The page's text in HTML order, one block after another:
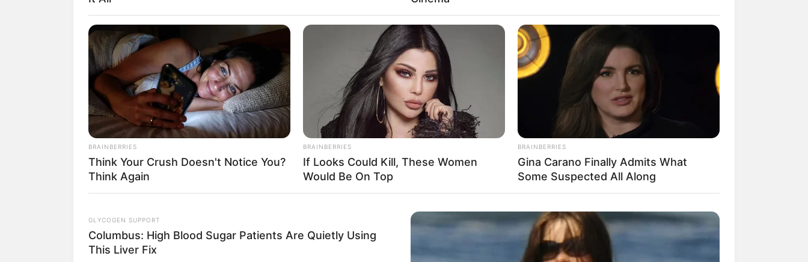
Mute
Baca juga:Biodata, Profil, dan Fakta Kezia Aletheia
Fail! 10 Potret Makanan Gagal
Dimasak yang Bikin Kamu
Nggak Selera
10 Pose Manekin Anti
Banget
BRAINBERRIES
Think Your Crush Doesn't Notice You?
Think Again
BRAINBERRIES
If Looks Could Kill, These Women
Would Be On Top
BRAINBERRIES
Gina Carano Finally Admits What
Some Suspected All Along
GLYCOGEN SUPPORT
Columbus: High Blood Sugar Patients Are Quietly Using
This Liver Fix